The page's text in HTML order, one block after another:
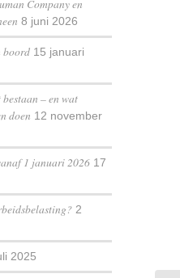
Company en
8 juni 2026
boord 15 januari
– en wat
doen 12 november
1 januari 2026 17
2
2025